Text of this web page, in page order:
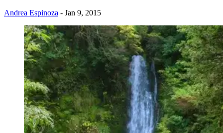
Andrea Espinoza - Jan 9, 2015